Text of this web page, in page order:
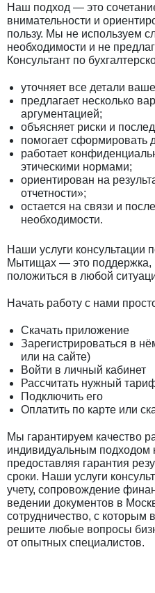
Наш подход — это
внимательности и
пользу. Мы не используем
необходимости и не
Консультант по
уточняет все детали
предлагает несколько
аргументацией;
объясняет риски и
помогает сформировать
работает
этическими нормами;
ориентирован на
отчетности»;
остается на связи и
необходимости.
Наши услуги консультации
Мытищах — это поддержка,
положиться в любой
Начать работу с нами
Скачать приложение
Зарегистрироваться в
или на сайте)
Войти в личный кабинет
Рассчитать нужный
Подключить его
Оплатить по карте или
Мы гарантируем качество
индивидуальным подходом
предоставляя гарантия
сроки. Наши услуги
учету, сопровождение
ведении документов в
сотрудничество, с которым
решите любые вопросы
от опытных специалистов.